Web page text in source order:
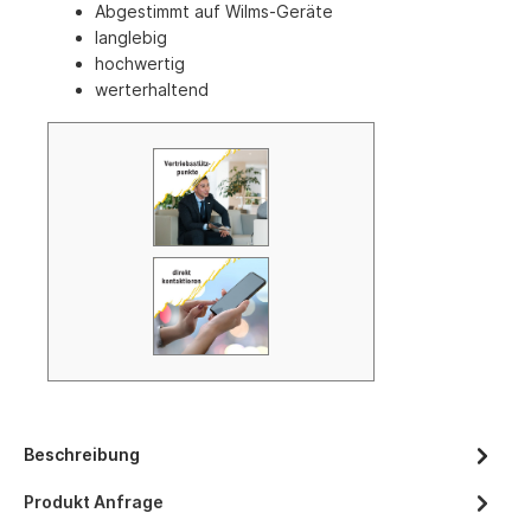
Abgestimmt auf Wilms-Geräte
langlebig
hochwertig
werterhaltend
Beschreibung
Produkt Anfrage